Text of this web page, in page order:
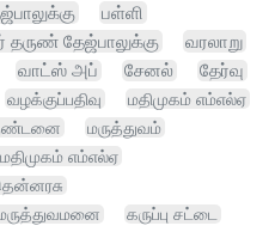
பள்ளி
தருண் தேஜ்பாலுக்கு வரலாறு
வாட்ஸ் அப் சேனல்
தேர்வு
வழக்குப்பதிவு
மதிமுகம் எம்எல்ஏ
மருத்துவம்
எம்எல்ஏ
கருப்பு சட்டை